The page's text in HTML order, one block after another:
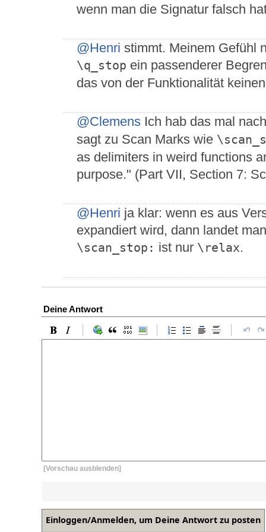
wenn man die Signatur falsch
@Henri stimmt. Meinem Gefühl
\q_stop ein passenderer
das von der Funktionalität
@Clemens Ich hab das mal
sagt zu Scan Marks wie
as delimiters in weird functions
purpose." (Part VII, Section 7:
@Henri ja klar: wenn es aus
expandiert wird, dann landet
\scan_stop: ist nur \relax.
Deine Antwort
[Vorschau ausblenden]